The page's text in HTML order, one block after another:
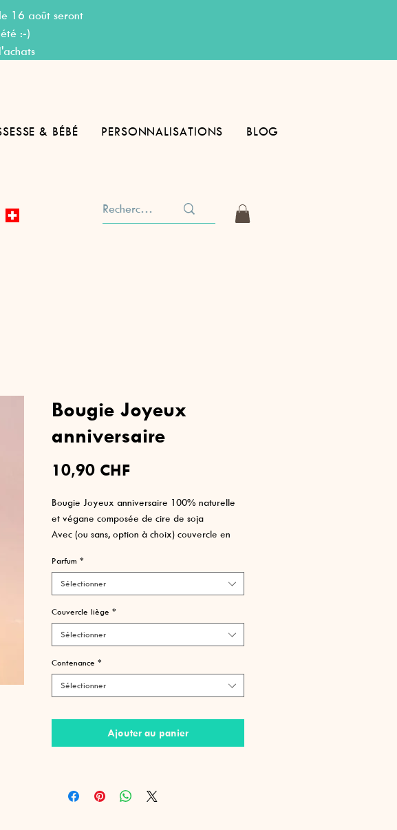
16 août seront
:-)
& BÉBÉ PERSONNALISATIONS
BLOG
Bougie Joyeux
anniversaire
10,90 CHFPrix
Bougie Joyeux anniversaire 100% naturelle
et végane composée de cire de soja
Avec (ou sans, option à choix) couvercle en
Etiquette ronde 40 mm de diamètre
Mèche en coeur papier et coton
Contenant en verre réutilisable
Choix de parfums 100% naturels créés en
Suisse par une équipe d'experts
Fait main artisanalement en Suisse
Le contenant peut être rechargé à
Parfum *
Sélectionner
Couvercle liège *
Sélectionner
Contenance *
Sélectionner
Ajouter au panier